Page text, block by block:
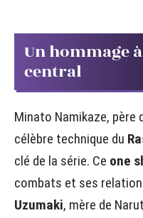
Un hommage
central
Minato Namikaze, père
célèbre technique du
clé de la série. Ce one
combats et ses
Uzumaki, mère de